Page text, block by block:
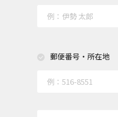
郵便番号・所在地